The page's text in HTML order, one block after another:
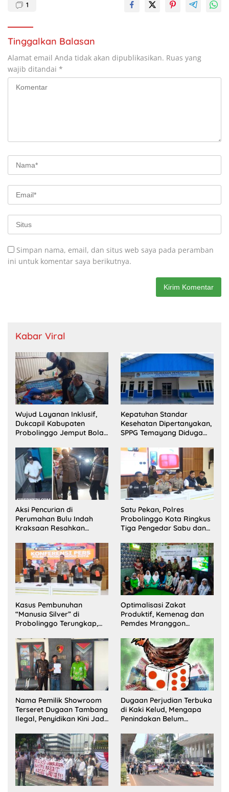
1
Tinggalkan Balasan
Alamat email Anda tidak akan dipublikasikan. Ruas yang
wajib ditandai *
Simpan nama, email, dan situs web saya pada peramban
ini untuk komentar saya berikutnya.
Kabar Viral
Wujud Layanan Inklusif,
Dukcapil Kabupaten
Probolinggo Jemput Bola
Disabilitas di Dringu
Kepatuhan Standar
Kesehatan Dipertanyakan,
SPPG Temayang Diduga
Aksi Pencurian di
Perumahan Bulu Indah
Kraksaan Resahkan
Satu Pekan, Polres
Probolinggo Kota Ringkus
Tiga Pengedar Sabu dan
Kasus Pembunuhan
“Manusia Silver” di
Probolinggo Terungkap,
Satu Buron
Optimalisasi Zakat
Produktif, Kemenag dan
Pemdes Mranggon
Pelaksana Kampung
Zakat
Nama Pemilik Showroom
Terseret Dugaan Tambang
Ilegal, Penyidikan Kini Jadi
Dugaan Perjudian Terbuka
di Kaki Kelud, Mengapa
Penindakan Belum